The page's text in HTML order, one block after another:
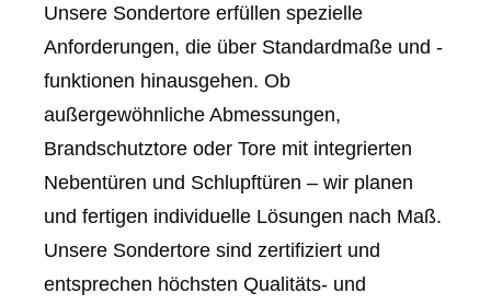
Unsere Sondertore erfüllen spezielle
Anforderungen, die über Standardmaße und -
funktionen hinausgehen. Ob
außergewöhnliche Abmessungen,
Brandschutztore oder Tore mit integrierten
Nebentüren und Schlupftüren – wir planen
und fertigen individuelle Lösungen nach Maß.
Unsere Sondertore sind zertifiziert und
entsprechen höchsten Qualitäts- und